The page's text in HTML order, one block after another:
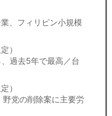
、フィリピン小規模
）
過去5年で最高／台
）
党の削除案に主要労